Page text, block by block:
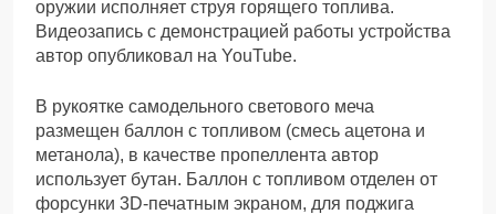
оружии исполняет струя горящего топлива.
Видеозапись с демонстрацией работы устройства
автор опубликовал на YouTube.
В рукоятке самодельного светового меча
размещен баллон с топливом (смесь ацетона и
метанола), в качестве пропеллента автор
использует бутан. Баллон с топливом отделен от
форсунки 3D-печатным экраном, для поджига